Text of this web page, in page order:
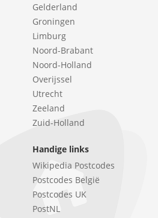
Gelderland
Groningen
Limburg
Noord-Brabant
Noord-Holland
Overijssel
Utrecht
Zeeland
Zuid-Holland
Handige links
Wikipedia Postcodes
Postcodes België
Postcodes UK
PostNL